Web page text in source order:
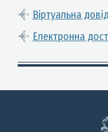
Віртуальна
Електронна